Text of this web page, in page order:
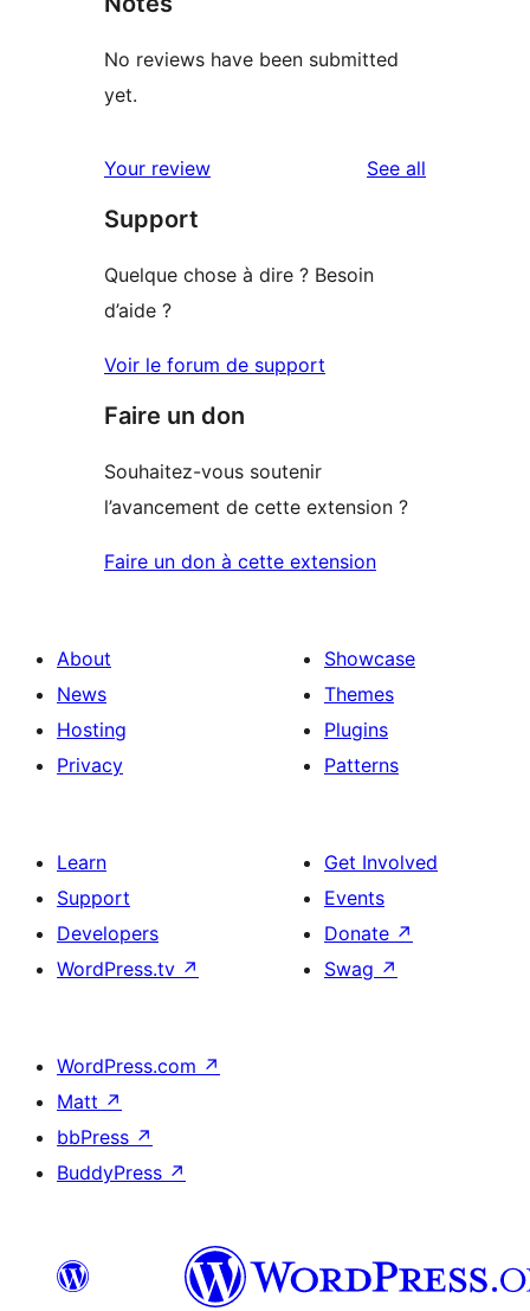
No reviews have been submitted
yet.
Your review See all
Support
Quelque chose à dire ? Besoin
d’aide ?
Voir le forum de support
Faire un don
Souhaitez-vous soutenir
l’avancement de cette extension ?
Faire un don à cette extension
About
News
Hosting
Privacy
Showcase
Themes
Plugins
Patterns
Learn
Support
Developers
WordPress.tv ↗
Get Involved
Events
Donate ↗
Swag ↗
WordPress.com ↗
Matt ↗
bbPress ↗
BuddyPress ↗